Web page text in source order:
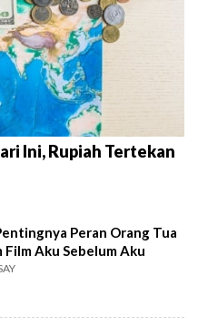
Ini, Rupiah Tertekan
Peran Orang Tua
Film Aku Sebelum Aku